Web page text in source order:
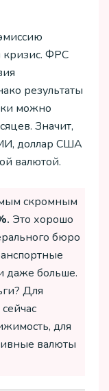
кризис. ФРС
результаты
можно
Значит,
доллар США
валютой.
скромным
Это хорошо
бюро
даже больше.
Для
для
валюты